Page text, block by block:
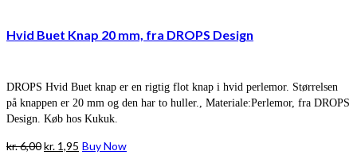
Hvid Buet Knap 20 mm, fra DROPS Design
DROPS Hvid Buet knap er en rigtig flot knap i hvid perlemor. Størrelsen
på knappen er 20 mm og den har to huller., Materiale:Perlemor, fra DROPS
Design. Køb hos Kukuk.
kr.6,00Den
kr. 1,95 Den
Buy Now